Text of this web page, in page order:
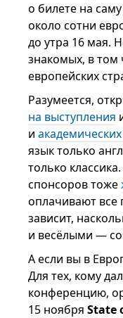
о билете на
около сотни
до утра 16 мая.
знакомых, в том
европейских
Разумеется,
на выступления
и
язык только
только
спонсоров тоже
оплачивают все
зависит,
и весёлыми —
А если вы в
Для тех, кому
конференцию,
15 ноябряState